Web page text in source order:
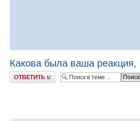
Какова была ваша реакция,
Ответить